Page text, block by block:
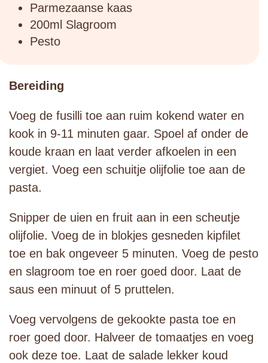
Parmezaanse kaas
200ml Slagroom
Pesto
Bereiding
Voeg de fusilli toe aan ruim kokend water en
kook in 9-11 minuten gaar. Spoel af onder de
koude kraan en laat verder afkoelen in een
vergiet. Voeg een schuitje olijfolie toe aan de
pasta.
Snipper de uien en fruit aan in een scheutje
olijfolie. Voeg de in blokjes gesneden kipfilet
toe en bak ongeveer 5 minuten. Voeg de pesto
en slagroom toe en roer goed door. Laat de
saus een minuut of 5 pruttelen.
Voeg vervolgens de gekookte pasta toe en
roer goed door. Halveer de tomaatjes en voeg
ook deze toe. Laat de salade lekker koud